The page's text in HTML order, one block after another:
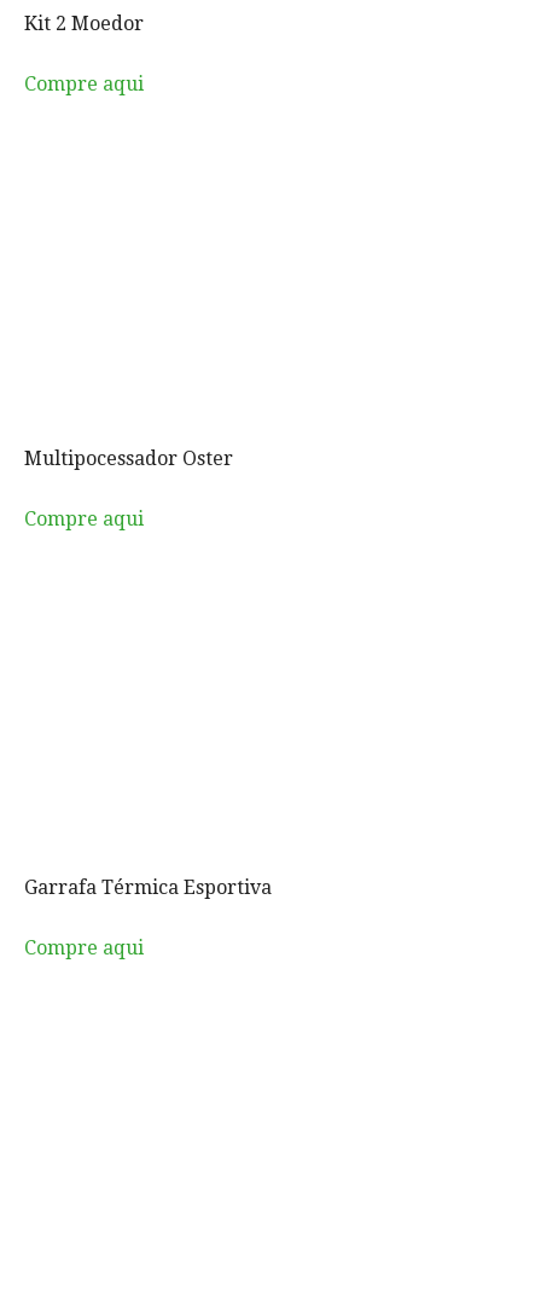
Kit 2 Moedor
Compre aqui
Multipocessador Oster
Compre aqui
Garrafa Térmica Esportiva
Compre aqui